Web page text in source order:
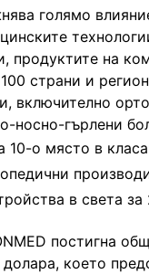
голямо
продуктите на
страни и
включително
носно-гърлени
10-о място в
в света за
постигна
което